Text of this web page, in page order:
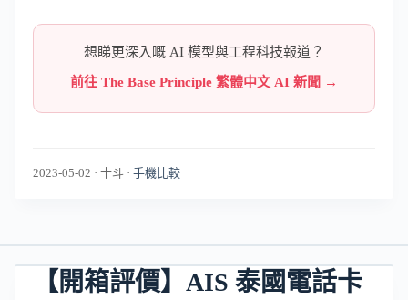
想睇更深入嘅 AI 模型與工程科技報道？
前往 The Base Principle 繁體中文 AI 新聞 →
2023-05-02 · 十斗 · 手機比較
【開箱評價】AIS 泰國電話卡